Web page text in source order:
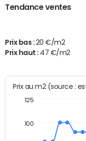
Tendance ventes
Prix bas : 20 €/m2
Prix haut : 47 €/m2
Prix au m2 (source :
100
125